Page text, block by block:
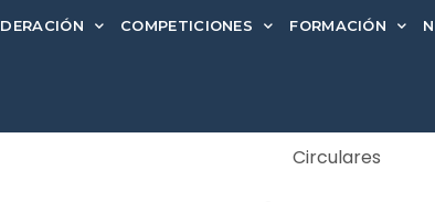
COMPETICIONES FORMACIÓN
Circulares